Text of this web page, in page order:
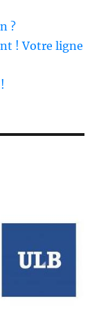
?
! Votre ligne